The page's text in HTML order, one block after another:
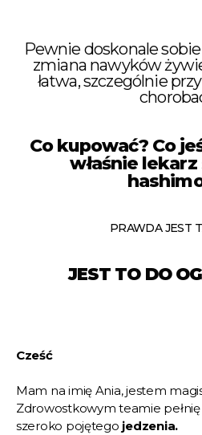
Pewnie doskonale
zmiana nawyków
łatwa, szczególnie
Co kupować? Co
właśnie
PRAWDA JEST
JEST TO DO
Cześć
Mam na imię Ania, jestem
Zdrowostkowym teamie
szeroko pojętego jedzenia.